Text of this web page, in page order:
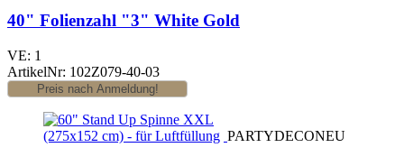
40" Folienzahl "3" White Gold
VE: 1
ArtikelNr: 102Z079-40-03
PARTYDECONEU